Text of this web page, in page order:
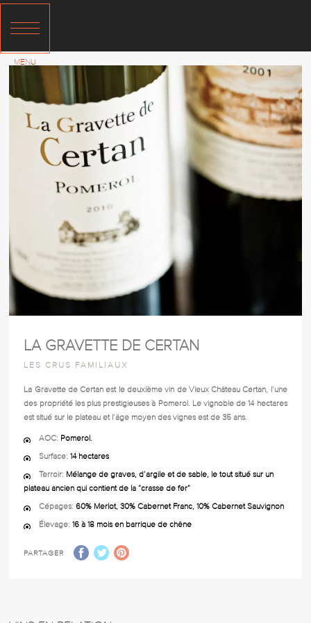
LA GRAVETTE DE CERTAN
LES CRUS FAMILIAUX
La Gravette de Certan est le deuxième vin de Vieux Château Certan, l’une
des propriété les plus prestigieuses à Pomerol. Le vignoble de 14 hectares
est situé sur le plateau et l’âge moyen des vignes est de 35 ans.
AOC: Pomerol.
Surface: 14 hectares
Terroir: Mélange de graves, d’argile et de sable, le tout situé sur un
plateau ancien qui contient de la “crasse de fer”
Cépages: 60% Merlot, 30% Cabernet Franc, 10% Cabernet Sauvignon
Élevage: 16 à 18 mois en barrique de chêne
PARTAGER